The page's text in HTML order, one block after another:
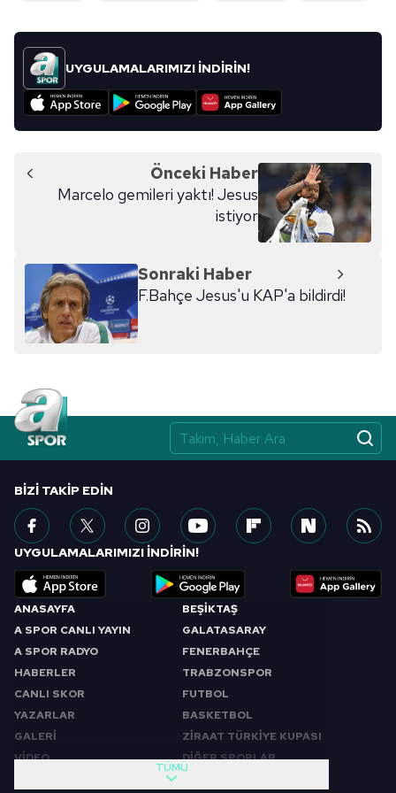
kullanılmaktadır. Bu çerezler vasıtasıyla çeşitli kişisel
verileriniz işlenmekte olup gerekli olan çerezler bilgi
toplumu hizmetlerinin sunulması amacıyla
kullanılmaktadır. Diğer çerezler, sitemizin daha işlevsel
kılınması ve kişiselleştirilmesi ve sizlere yönelik
sınırlı olarak açık rızanız dahilinde kullanılacaktır.
Çerezlere ilişkin tercihlerinizi aşağıda yer alan panel
vasıtasıyla belirleyebilirsiniz. Çerezlere ilişkin detaylı bilgi
Çerez Bilgilendirme
Metnimiziziyaret edebilirsiniz.
6698 sayılı Kişisel Verilerin Korunması Kanunu uyarınca
hazırlanmış Aydınlatma Metnimizi okumak ve sitemizde
UYGULAMALARIMIZI İNDİRİN!
Önceki Haber
Marcelo gemileri yaktı! Jesus
istiyor
Sonraki Haber
F.Bahçe Jesus'u KAP'a bildirdi!
ANASAYFA
A SPOR CANLI YAYIN
A SPOR RADYO
HABERLER
CANLI SKOR
YAZARLAR
GALERİ
VİDEO
BEŞİKTAŞ
GALATASARAY
FENERBAHÇE
TRABZONSPOR
FUTBOL
BASKETBOL
ZİRAAT TÜRKİYE KUPASI
DİĞER SPORLAR
TÜMÜ
BIZI TAKIP EDIN
UYGULAMALARIMIZI İNDİRİN!